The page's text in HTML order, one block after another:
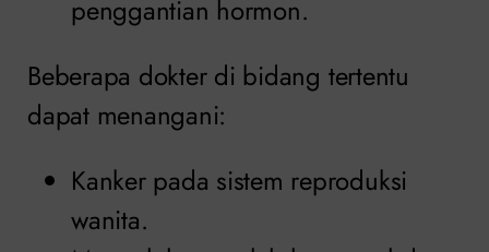
penggantian hormon.
Beberapa dokter di bidang tertentu
dapat menangani:
Kanker pada sistem reproduksi
wanita.